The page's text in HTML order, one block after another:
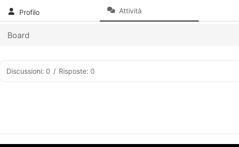
Profilo Attività
Board
Discussioni: 0 / Risposte: 0